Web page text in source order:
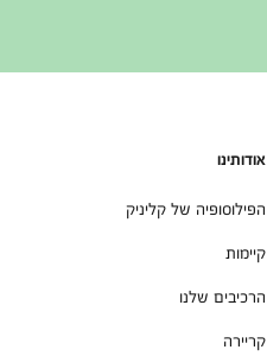
אודותינו
הפילוסופיה של קליניק
קיימות
הרכיבים שלנו
קריירה